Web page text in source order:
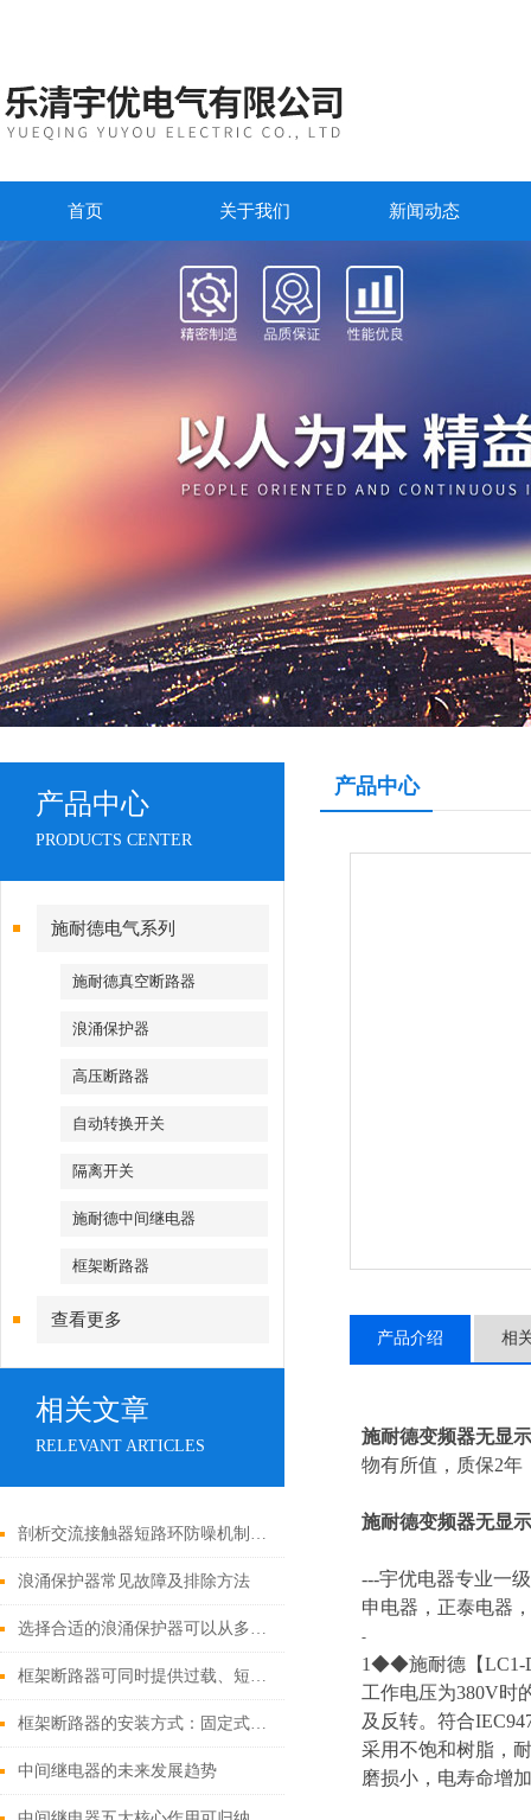
首页 关于我们 新闻动态
产品中心
PRODUCTS CENTER
施耐德电气系列
施耐德真空断路器
浪涌保护器
高压断路器
自动转换开关
隔离开关
施耐德中间继电器
框架断路器
查看更多
相关文章
RELEVANT ARTICLES
剖析交流接触器短路环防噪机制与电气安全操作红线
浪涌保护器常见故障及排除方法
选择合适的浪涌保护器可以从多个角度探讨
框架断路器可同时提供过载、短路、漏电保护功能
框架断路器的安装方式：固定式，插入式，抽出式
中间继电器的未来发展趋势
产品中心
产品介绍 相
施耐德变频器无显示
物有所值，质保2年
施耐德变频器无显示
---宇优电器专业一
申电器，正泰电器
-
1◆◆施耐德【LC1-
工作电压为380V时
及反转。符合
采用不饱和树脂，
磨损小，电寿命增